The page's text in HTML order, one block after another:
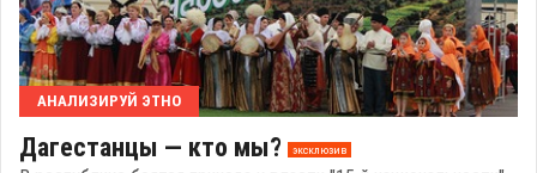
АНАЛИЗИРУЙ ЭТНО
Дагестанцы — кто мы? эксклюзив